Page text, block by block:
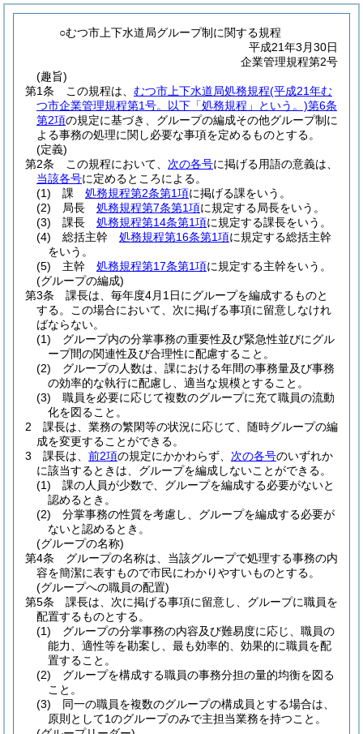
○むつ市上下水道局グループ制に関する規程
平成21年3月30日
企業管理規程第2号
(趣旨)
第1条
この規程は、 むつ市上下水道局処務規程(平成21年む
つ市企業管理規程第1号。以下「処務規程」という。)第6条
第2項の規定に基づき、グループの編成その他グループ制に
よる事務の処理に関し必要な事項を定めるものとする。
(定義)
第2条
この規程において、 次の各号に掲げる用語の意義は、
当該各号に定めるところによる。
(1)
課 処務規程第2条第1項に掲げる課をいう。
(2)
局長 処務規程第7条第1項に規定する局長をいう。
(3)
課長 処務規程第14条第1項に規定する課長をいう。
(4)
総括主幹 処務規程第16条第1項に規定する総括主幹
をいう。
(5)
主幹 処務規程第17条第1項に規定する主幹をいう。
(グループの編成)
第3条
課長は、毎年度4月1日にグループを編成するものと
する。
この場合において、次に掲げる事項に留意しなけれ
ばならない。
(1)
グループ内の分掌事務の重要性及び緊急性並びにグル
ープ間の関連性及び合理性に配慮すること。
(2)
グループの人数は、課における年間の事務量及び事務
の効率的な執行に配慮し、適当な規模とすること。
(3)
職員を必要に応じて複数のグループに充て職員の流動
化を図ること。
2
課長は、業務の繁閑等の状況に応じて、随時グループの編
成を変更することができる。
3
課長は、 前2項の規定にかかわらず、 次の各号のいずれか
に該当するときは、グループを編成しないことができる。
(1)
課の人員が少数で、グループを編成する必要がないと
認めるとき。
(2)
分掌事務の性質を考慮し、グループを編成する必要が
ないと認めるとき。
(グループの名称)
第4条
グループの名称は、当該グループで処理する事務の内
容を簡潔に表すもので市民にわかりやすいものとする。
(グループへの職員の配置)
第5条
課長は、次に掲げる事項に留意し、グループに職員を
配置するものとする。
(1)
グループの分掌事務の内容及び難易度に応じ、職員の
能力、適性等を勘案し、最も効率的、効果的に職員を配
置すること。
(2)
グループを構成する職員の事務分担の量的均衡を図る
こと。
(3)
同一の職員を複数のグループの構成員とする場合は、
原則として1のグループのみで主担当業務を持つこと。